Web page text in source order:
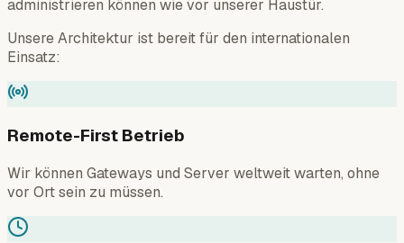
administrieren können wie vor unserer Haustür.
Unsere Architektur ist bereit für den internationalen
Einsatz:
Remote-First Betrieb
Wir können Gateways und Server weltweit warten, ohne
vor Ort sein zu müssen.